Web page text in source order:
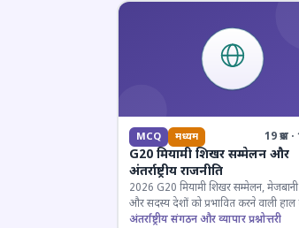
MCQ मध्यम 19 प्रश्न
G20 मियामी शिखर सम्मेलन और
अंतर्राष्ट्रीय राजनीति
2026 G20 मियामी शिखर सम्मेलन,
और सदस्य देशों को प्रभावित करने वाली हाल
राजनयिक घटनाओं पर ज्ञान परीक्षण करें।
अंतर्राष्ट्रीय संगठन और व्यापार प्रश्नोत्तरी